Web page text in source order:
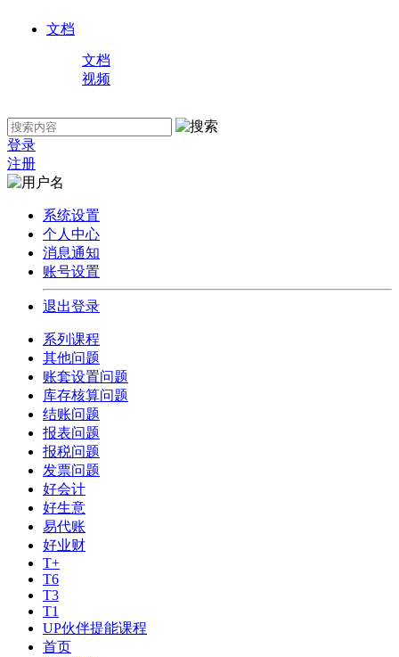
文档
文档
视频
登录
注册
系统设置
个人中心
消息通知
账号设置
退出登录
系列课程
其他问题
账套设置问题
库存核算问题
结账问题
报表问题
报税问题
发票问题
好会计
好生意
易代账
好业财
T+
T6
T3
T1
UP伙伴提能课程
首页